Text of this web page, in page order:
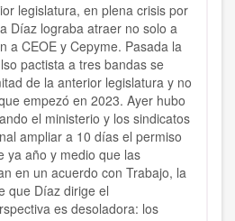
legislatura, en plena crisis por
Díaz lograba atraer no solo a
a CEOE y Cepyme. Pasada la
pactista a tres bandas se
de la anterior legislatura y no
empezó en 2023. Ayer hubo
el ministerio y los sindicatos
ampliar a 10 días el permiso
ya año y medio que las
en un acuerdo con Trabajo, la
que Díaz dirige el
es desoladora: los